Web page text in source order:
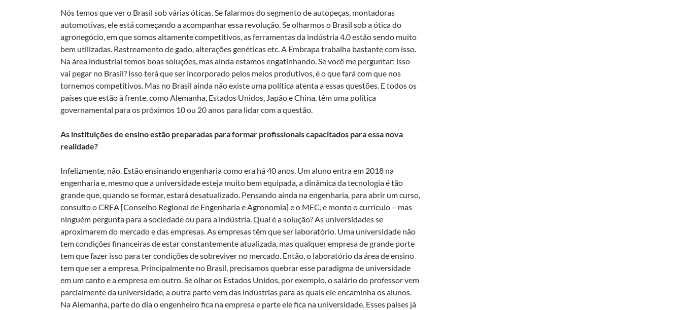
Nós temos que ver o Brasil sob várias óticas. Se falarmos do segmento de autopeças, montadoras
automotivas, ele está começando a acompanhar essa revolução. Se olharmos o Brasil sob a ótica do
agronegócio, em que somos altamente competitivos, as ferramentas da indústria 4.0 estão sendo muito
bem utilizadas. Rastreamento de gado, alterações genéticas etc. A Embrapa trabalha bastante com isso.
Na área industrial temos boas soluções, mas ainda estamos engatinhando. Se você me perguntar: isso
vai pegar no Brasil? Isso terá que ser incorporado pelos meios produtivos, é o que fará com que nos
tornemos competitivos. Mas no Brasil ainda não existe uma política atenta a essas questões. E todos os
países que estão à frente, como Alemanha, Estados Unidos, Japão e China, têm uma política
governamental para os próximos 10 ou 20 anos para lidar com a questão.
As instituições de ensino estão preparadas para formar profissionais capacitados para essa nova
realidade?
Infelizmente, não. Estão ensinando engenharia como era há 40 anos. Um aluno entra em 2018 na
engenharia e, mesmo que a universidade esteja muito bem equipada, a dinâmica da tecnologia é tão
grande que, quando se formar, estará desatualizado. Pensando ainda na engenharia, para abrir um curso,
consulto o CREA [Conselho Regional de Engenharia e Agronomia] e o MEC, e monto o currículo – mas
ninguém pergunta para a sociedade ou para a indústria. Qual é a solução? As universidades se
aproximarem do mercado e das empresas. As empresas têm que ser laboratório. Uma universidade não
tem condições financeiras de estar constantemente atualizada, mas qualquer empresa de grande porte
tem que fazer isso para ter condições de sobreviver no mercado. Então, o laboratório da área de ensino
tem que ser a empresa. Principalmente no Brasil, precisamos quebrar esse paradigma de universidade
em um canto e a empresa em outro. Se olhar os Estados Unidos, por exemplo, o salário do professor vem
parcialmente da universidade, a outra parte vem das indústrias para as quais ele encaminha os alunos.
Na Alemanha, parte do dia o engenheiro fica na empresa e parte ele fica na universidade. Esses países já